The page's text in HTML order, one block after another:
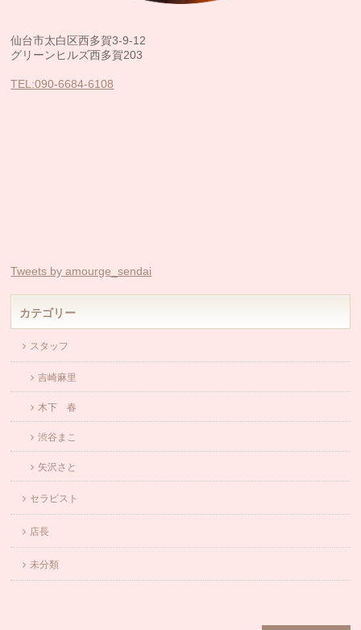
仙台市太白区西多賀3-9-12
グリーンヒルズ西多賀203
TEL:090-6684-6108
Tweets by amourge_sendai
カテゴリー
スタッフ
吉崎麻里
木下 春
渋谷まこ
矢沢さと
セラピスト
店長
未分類